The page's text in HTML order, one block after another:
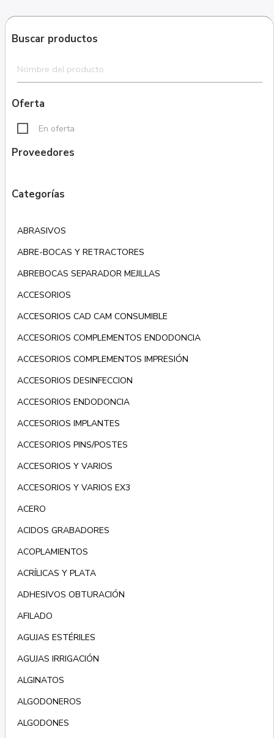
Buscar productos
Oferta
En oferta
Proveedores
Categorías
ABRASIVOS
ABRE-BOCAS Y RETRACTORES
ABREBOCAS SEPARADOR MEJILLAS
ACCESORIOS
ACCESORIOS CAD CAM CONSUMIBLE
ACCESORIOS COMPLEMENTOS ENDODONCIA
ACCESORIOS COMPLEMENTOS IMPRESIÓN
ACCESORIOS DESINFECCION
ACCESORIOS ENDODONCIA
ACCESORIOS IMPLANTES
ACCESORIOS PINS/POSTES
ACCESORIOS Y VARIOS
ACCESORIOS Y VARIOS EX3
ACERO
ACIDOS GRABADORES
ACOPLAMIENTOS
ACRÍLICAS Y PLATA
ADHESIVOS OBTURACIÓN
AFILADO
AGUJAS ESTÉRILES
AGUJAS IRRIGACIÓN
ALGINATOS
ALGODONEROS
ALGODONES